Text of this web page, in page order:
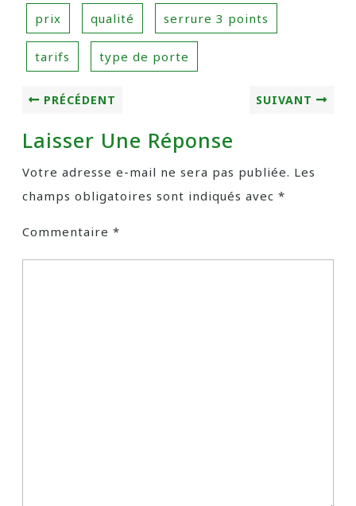
prix qualité serrure 3 points
tarifs type de porte
PRÉCÉDENT SUIVANT
Laisser Une Réponse
Votre adresse e-mail ne sera pas publiée. Les
champs obligatoires sont indiqués avec *
Commentaire *